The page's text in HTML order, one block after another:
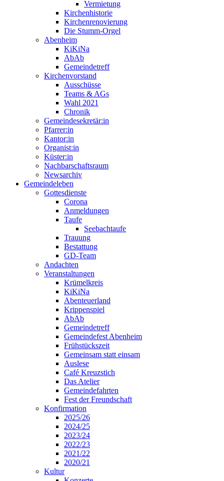
Vermietung
Kirchenhistorie
Kirchenrenovierung
Die Stumm-Orgel
Abenheim
KiKiNa
AbAb
Gemeindetreff
Kirchenvorstand
Ausschüsse
Teams & AGs
Wahl 2021
Chronik
Gemeindesekretär:in
Pfarrer:in
Kantor:in
Organist:in
Küster:in
Nachbarschaftsraum
Newsarchiv
Gemeindeleben
Gottesdienste
Corona
Anmeldungen
Taufe
Seebachtaufe
Trauung
Bestattung
GD-Team
Andachten
Veranstaltungen
Krümelkreis
KiKiNa
Abenteuerland
Krippenspiel
AbAb
Gemeindetreff
Gemeindefest Abenheim
Frühstückszeit
Gemeinsam statt einsam
Auslese
Café Kreuzstich
Das Atelier
Gemeindefahrten
Fest der Freundschaft
Konfirmation
2025/26
2024/25
2023/24
2022/23
2021/22
2020/21
Kultur